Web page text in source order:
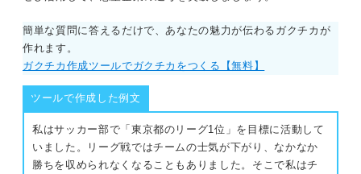
簡単な質問に答えるだけで、あなたの魅力が伝わるガクチカが
作れます。
ガクチカ作成ツールでガクチカをつくる【無料】
ツールで作成した例文
私はサッカー部で「東京都のリーグ1位」を目標に活動して
いました。リーグ戦ではチームの士気が下がり、なかなか
勝ちを収められなくなることもありました。そこで私はチ